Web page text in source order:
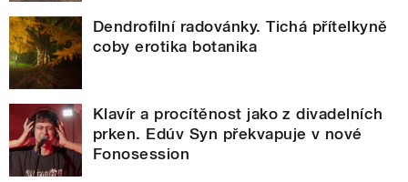
Dendrofilní radovánky. Tichá přítelkyně
coby erotika botanika
Klavír a procítěnost jako z divadelních
prken. Edúv Syn překvapuje v nové
Fonosession